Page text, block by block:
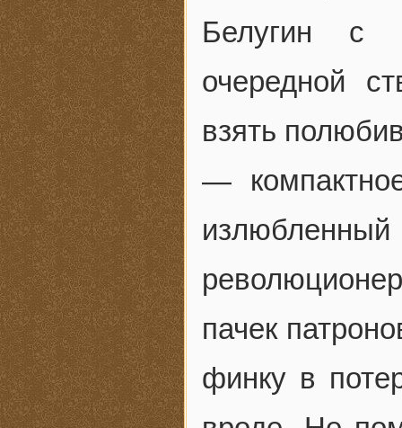
Белугин с
очередной
взять
—
пачек
финку в